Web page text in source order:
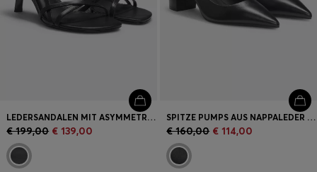
LEDERSANDALEN MIT ASYMMETRISCHEM ABSATZ UND RIEMEN
€ 199,00 € 139,00
SPITZE PUMPS AUS NAPPALEDER MIT GROBEM ABSATZ
€ 160,00 € 114,00